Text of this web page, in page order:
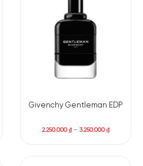
Givenchy Gentleman EDP
2.250.000₫– 3.250.000₫